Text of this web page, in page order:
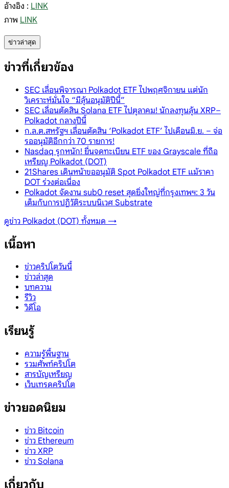
อ้างอิง : LINK
ภาพ LINK
ข่าวล่าสุด
ข่าวที่เกี่ยวข้อง
SEC เลื่อนพิจารณา Polkadot ETF ไปพฤศจิกายน แต่นัก
วิเคราะห์มั่นใจ “มีลุ้นอนุมัติปีนี้”
SEC เลื่อนตัดสิน Solana ETF ไปตุลาคม! นักลงทุนลุ้น XRP–
Polkadot กลางปีนี้
ก.ล.ต.สหรัฐฯ เลื่อนตัดสิน ‘Polkadot ETF’ ไปเดือนมิ.ย. – จ่อ
รออนุมัติอีกกว่า 70 รายการ!
Nasdaq รุกหนัก! ยื่นจดทะเบียน ETF ของ Grayscale ที่ถือ
เหรียญ Polkadot (DOT)
21Shares เดินหน้าขออนุมัติ Spot Polkadot ETF แม้ราคา
DOT ร่วงต่อเนื่อง
Polkadot จัดงาน sub0 reset สุดยิ่งใหญ่ที่กรุงเทพฯ: 3 วัน
เต็มกับการปฏิวัติระบบนิเวศ Substrate
ดูข่าว Polkadot (DOT) ทั้งหมด →
เนื้อหา
ข่าวคริปโตวันนี้
ข่าวล่าสุด
บทความ
รีวิว
วิดีโอ
เรียนรู้
ความรู้พื้นฐาน
รวมศัพท์คริปโต
สารบัญเหรียญ
เว็บเทรดคริปโต
ข่าวยอดนิยม
ข่าว Bitcoin
ข่าว Ethereum
ข่าว XRP
ข่าว Solana
เกี่ยวกับ